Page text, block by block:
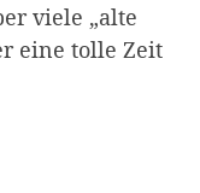
viele „alte
eine tolle Zeit